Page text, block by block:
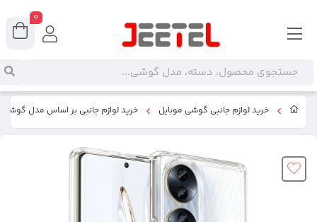
0
خرید لوازم جانبی گوشی موبایل خرید لوازم جانبی بر اساس مدل گوشی